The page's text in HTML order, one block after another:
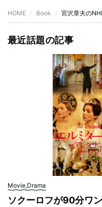
HOME Book 宮沢章夫の
最近話題の記事
Movie,Drama
ソクーロフが90分ワ